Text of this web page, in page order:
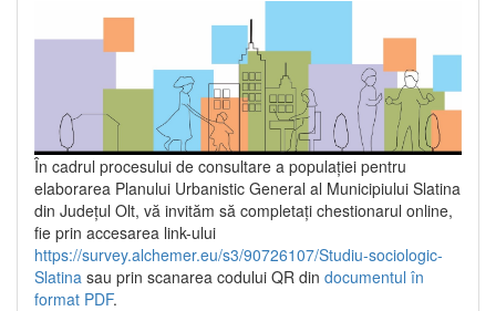
În cadrul procesului de consultare a populaţiei pentru
elaborarea Planului Urbanistic General al Municipiului Slatina
din Județul Olt, vă invităm să completați chestionarul online,
fie prin accesarea link-ului
https://survey.alchemer.eu/s3/90726107/Studiu-sociologic-
Slatina sau prin scanarea codului QR din documentul în
format PDF.